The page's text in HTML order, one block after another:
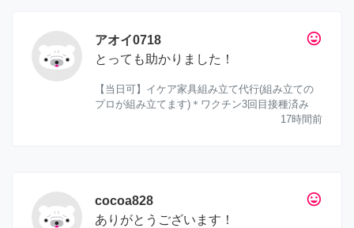
tag_faces
アオイ0718
とっても助かりました！
【当日可】イケア家具組み立て代行(組み立ての
プロが組み立てます)＊ワクチン3回目接種済み
17時間前
tag_faces
cocoa828
ありがとうございます！